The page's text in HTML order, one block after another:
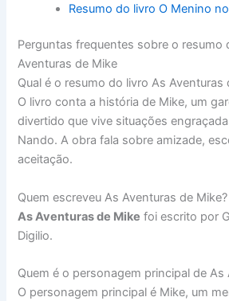
Resumo do livro O Menino
Perguntas frequentes sobre o resumo
Aventuras de Mike
Qual é o resumo do livro As Aventuras
O livro conta a história de Mike, um
divertido que vive situações
Nando. A obra fala sobre amizade,
aceitação.
Quem escreveu As Aventuras de Mike?
As Aventuras de Mike foi escrito por
Digilio.
Quem é o personagem principal de As
O personagem principal é Mike, um